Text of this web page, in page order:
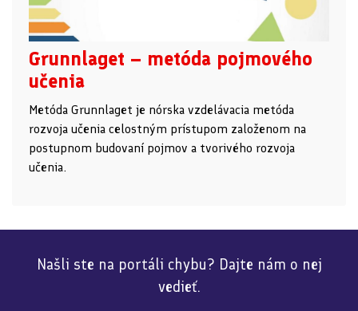
Grunnlaget – metóda pojmového
učenia
Metóda Grunnlaget je nórska vzdelávacia metóda
rozvoja učenia celostným prístupom založenom na
postupnom budovaní pojmov a tvorivého rozvoja
učenia.
Našli ste na portáli chybu? Dajte nám o nej
vedieť.